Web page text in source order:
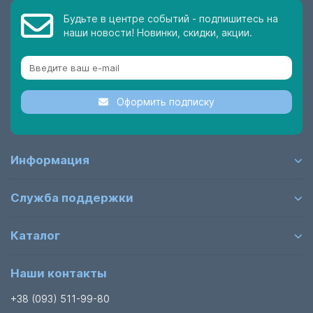
Будьте в центре событий - подпишитесь на
наши новости! Новинки, скидки, акции.
Оформить подписку
Информация
Служба поддержки
Каталог
Наши контакты
+38 (093) 511-99-80